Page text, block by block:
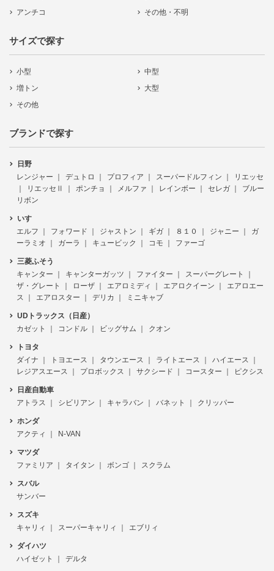
アンチコ
その他・不明
サイズで探す
小型
中型
増トン
大型
その他
ブランドで探す
日野
レンジャー
デュトロ プロフィア スーパードルフィン
リエッセ
リエッセⅡ
ポンチョ メルファ レインボー セレガ
ブルー
リボン
いすゞ
エルフ
フォワード ジャストン ギガ ８１０ ジャニー
ガ
ーラミオ
ガーラ キュービック コモ ファーゴ
三菱ふそう
キャンター
キャンターガッツ ファイター
スーパーグレート
ザ・グレート
ローザ エアロミディ エアロクイーン
エアロエー
ス
エアロスター デリカ ミニキャブ
UDトラックス（日産）
カゼット
コンドル ビッグサム クオン
トヨタ
ダイナ
トヨエース タウンエース ライトエース
ハイエース
レジアスエース
プロボックス サクシード コースター ピクシス
日産自動車
アトラス
シビリアン キャラバン バネット クリッパー
ホンダ
アクティ
N-VAN
マツダ
ファミリア
タイタン ボンゴ スクラム
スバル
サンバー
スズキ
キャリィ
スーパーキャリィ エブリィ
ダイハツ
ハイゼット
デルタ